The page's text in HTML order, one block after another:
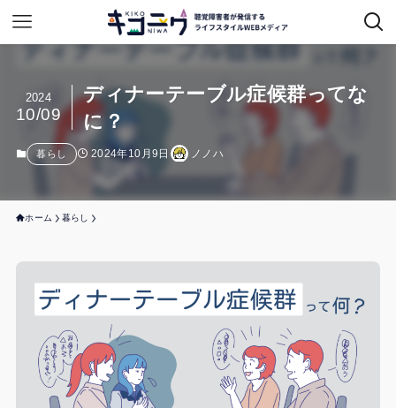
ディナーテーブル症候群ってな
に？
2024
10/09
暮らし 2024年10月9日 ノノハ
ホーム 暮らし